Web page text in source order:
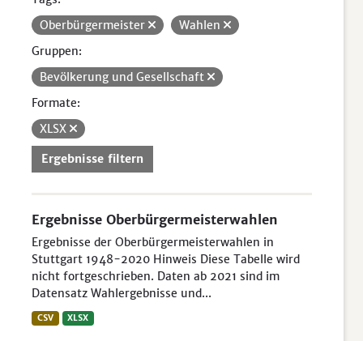
Oberbürgermeister
Wahlen
Gruppen:
Bevölkerung und Gesellschaft
Formate:
XLSX
Ergebnisse filtern
Ergebnisse Oberbürgermeisterwahlen
Ergebnisse der Oberbürgermeisterwahlen in
Stuttgart 1948-2020 Hinweis Diese Tabelle wird
nicht fortgeschrieben. Daten ab 2021 sind im
Datensatz Wahlergebnisse und...
CSV XLSX